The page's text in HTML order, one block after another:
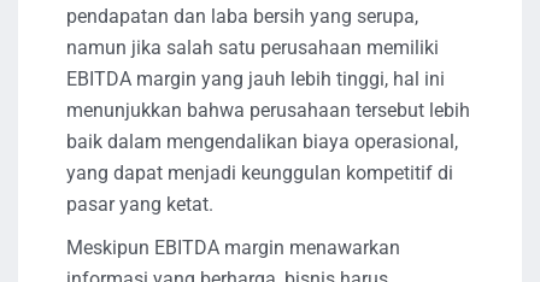
pendapatan dan laba bersih yang serupa,
namun jika salah satu perusahaan memiliki
EBITDA margin yang jauh lebih tinggi, hal ini
menunjukkan bahwa perusahaan tersebut lebih
baik dalam mengendalikan biaya operasional,
yang dapat menjadi keunggulan kompetitif di
pasar yang ketat.
Meskipun EBITDA margin menawarkan